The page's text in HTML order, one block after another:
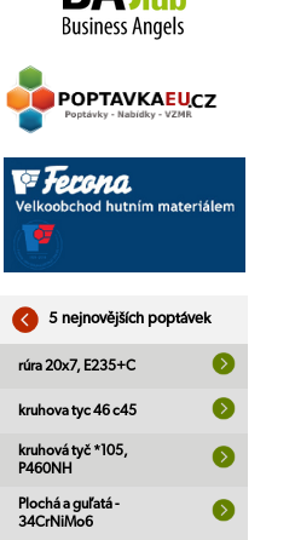
5 nejnovějších poptávek
rúra 20x7, E235+C
kruhova tyc 46 c45
kruhová tyč *105,
P460NH
Plochá a guľatá -
34CrNiMo6